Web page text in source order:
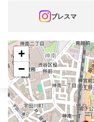
ブレスマ
+
−